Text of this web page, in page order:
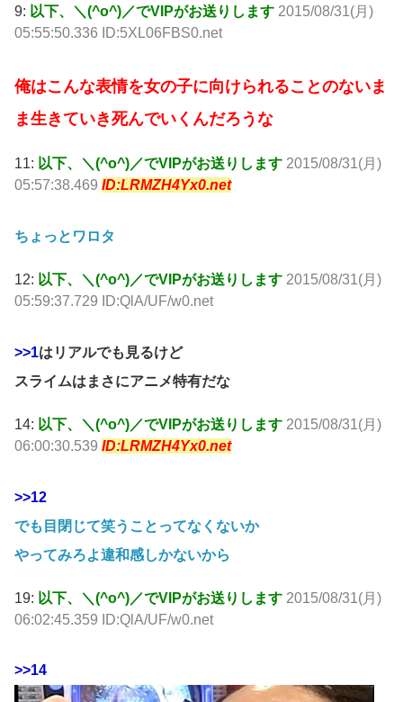
9: 以下、＼(^o^)／でVIPがお送りします 2015/08/31(月)
05:55:50.336 ID:5XL06FBS0.net
俺はこんな表情を女の子に向けられることのないま
ま生きていき死んでいくんだろうな
11: 以下、＼(^o^)／でVIPがお送りします 2015/08/31(月)
05:57:38.469 ID:LRMZH4Yx0.net
ちょっとワロタ
12: 以下、＼(^o^)／でVIPがお送りします 2015/08/31(月)
05:59:37.729 ID:QlA/UF/w0.net
>>1はリアルでも見るけど
スライムはまさにアニメ特有だな
14: 以下、＼(^o^)／でVIPがお送りします 2015/08/31(月)
06:00:30.539 ID:LRMZH4Yx0.net
>>12
でも目閉じて笑うことってなくないか
やってみろよ違和感しかないから
19: 以下、＼(^o^)／でVIPがお送りします 2015/08/31(月)
06:02:45.359 ID:QlA/UF/w0.net
>>14